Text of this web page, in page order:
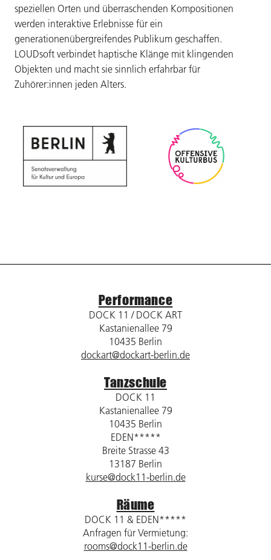
speziellen Orten und überraschenden Kompositionen
werden interaktive Erlebnisse für ein
generationenübergreifendes Publikum geschaffen.
LOUDsoft verbindet haptische Klänge mit klingenden
Objekten und macht sie sinnlich erfahrbar für
Zuhörer:innen jeden Alters.
Performance
DOCK 11 / DOCK ART
Kastanienallee 79
10435 Berlin
dockart@dockart-berlin.de
Tanzschule
DOCK 11
Kastanienallee 79
10435 Berlin
EDEN*****
Breite Strasse 43
13187 Berlin
kurse@dock11-berlin.de
Räume
DOCK 11 & EDEN*****
Anfragen für Vermietung:
rooms@dock11-berlin.de